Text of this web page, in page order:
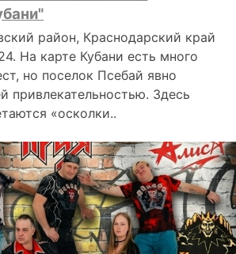
район, Краснодарский край
На карте Кубани есть много
но поселок Псебай явно
привлекательностью. Здесь
«осколки..